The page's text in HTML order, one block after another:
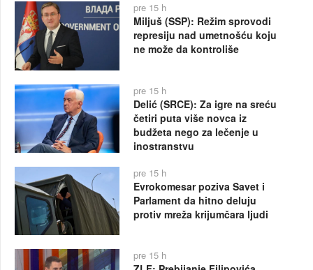
pre 15 h
Miljuš (SSP): Režim sprovodi
represiju nad umetnošću koju
ne može da kontroliše
pre 15 h
Delić (SRCE): Za igre na sreću
četiri puta više novca iz
budžeta nego za lečenje u
inostranstvu
pre 15 h
Evrokomesar poziva Savet i
Parlament da hitno deluju
protiv mreža krijumčara ljudi
pre 15 h